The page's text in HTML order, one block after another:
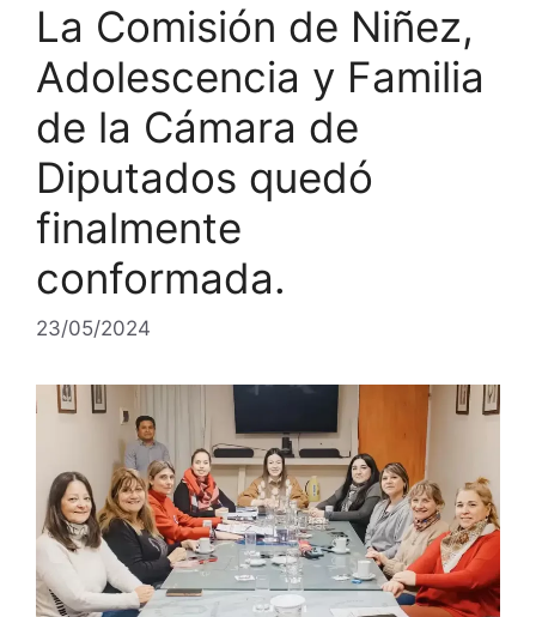
La Comisión de Niñez,
Adolescencia y Familia
de la Cámara de
Diputados quedó
finalmente
conformada.
23/05/2024